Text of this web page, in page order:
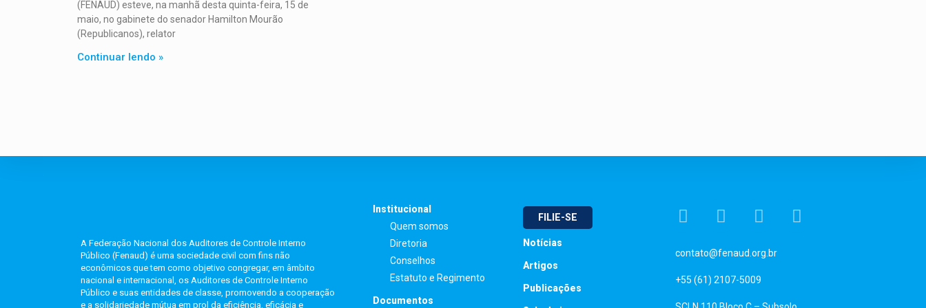
(FENAUD) esteve, na manhã desta quinta-feira, 15 de
maio, no gabinete do senador Hamilton Mourão
(Republicanos), relator
Continuar lendo »
A Federação Nacional dos Auditores de Controle Interno
Público (Fenaud) é uma sociedade civil com fins não
econômicos que tem como objetivo congregar, em âmbito
nacional e internacional, os Auditores de Controle Interno
Público e suas entidades de classe, promovendo a cooperação
e a solidariedade mútua em prol da eficiência, eficácia e
Institucional
Quem somos
Diretoria
Conselhos
Estatuto e Regimento
Documentos
FILIE-SE
Notícias
Artigos
Publicações
contato@fenaud.org.br
+55 (61) 2107-5009